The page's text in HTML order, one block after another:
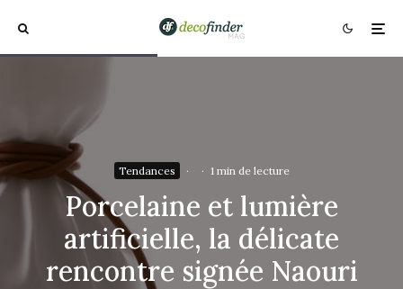
Tendances · · 1 min de lecture
Porcelaine et lumière
artificielle, la délicate
rencontre signée Naouri